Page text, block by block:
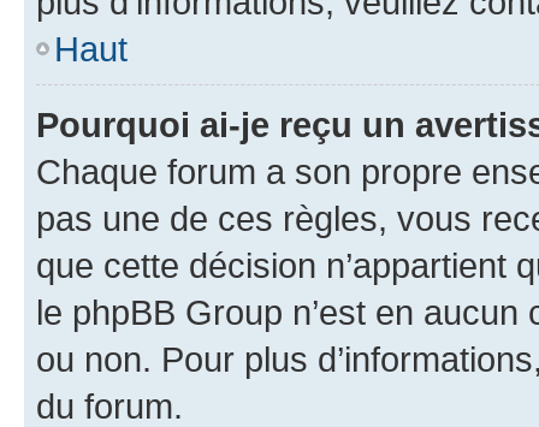
Haut
Pourquoi ai-je reçu un
Chaque forum a son propre
pas une de ces règles, vous
que cette décision n’appartient
le phpBB Group n’est en
ou non. Pour plus
du forum.